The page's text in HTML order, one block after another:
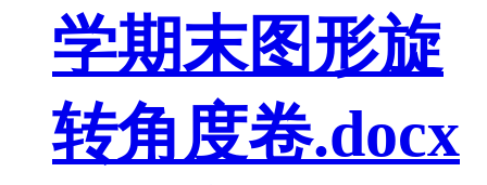
学期末图形旋
转角度卷.docx